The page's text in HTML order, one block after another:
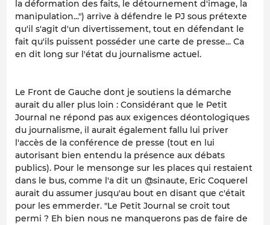
la déformation des faits, le détournement d'image, la
manipulation...") arrive à défendre le PJ sous prétexte
qu'il s'agit d'un divertissement, tout en défendant le
fait qu'ils puissent posséder une carte de presse... Ca
en dit long sur l'état du journalisme actuel.
Le Front de Gauche dont je soutiens la démarche
aurait du aller plus loin : Considérant que le Petit
Journal ne répond pas aux exigences déontologiques
du journalisme, il aurait également fallu lui priver
l'accès de la conférence de presse (tout en lui
autorisant bien entendu la présence aux débats
publics). Pour le mensonge sur les places qui restaient
dans le bus, comme l'a dit un @sinaute, Eric Coquerel
aurait du assumer jusqu'au bout en disant que c'était
pour les emmerder. "Le Petit Journal se croit tout
permi ? Eh bien nous ne manquerons pas de faire de